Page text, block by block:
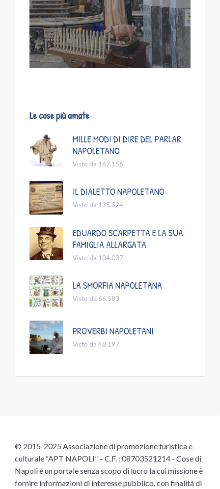
Le cose più amate
MILLE MODI DI DIRE DEL PARLAR
NAPOLETANO
Visto da 167.156
IL DIALETTO NAPOLETANO
Visto da 135.324
EDUARDO SCARPETTA E LA SUA
FAMIGLIA ALLARGATA
Visto da 104.037
LA SMORFIA NAPOLETANA
Visto da 66.583
PROVERBI NAPOLETANI
Visto da 48.197
© 2015-2025 Associazione di promozione turistica e
culturale “APT NAPOLI” – C.F. : 08703521214 - Cose di
Napoli è un portale senza scopo di lucro la cui missione è
fornire informazioni di interesse pubblico, con finalità di